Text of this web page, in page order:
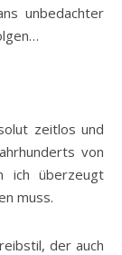
unbedachter
zeitlos und
von
ich überzeugt
muss.
der auch